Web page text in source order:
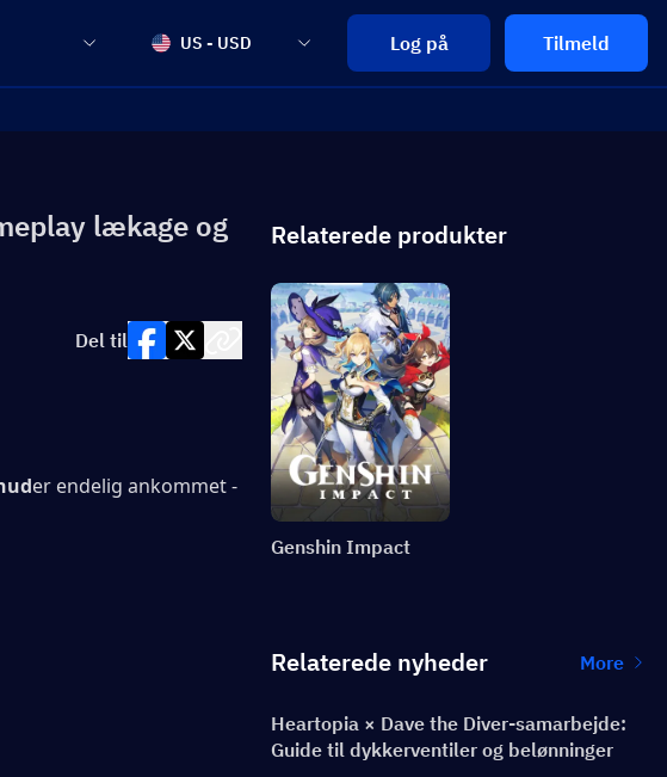
US - USD Log på Tilmeld
lækage og
Del til
er endelig ankommet -
Relaterede produkter
Genshin Impact
Relaterede nyheder More
Heartopia × Dave the Diver-samarbejde:
Guide til dykkerventiler og belønninger